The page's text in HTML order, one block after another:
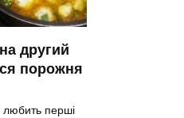
другий
порожня
перші